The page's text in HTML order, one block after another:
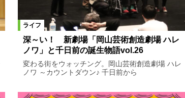
ライフ
深～い！ 新劇場「岡山芸術創造劇場 ハレ
ノワ」と千日前の誕生物語vol.26
変わる街をウォッチング。岡山芸術創造劇場 ハレ
ノワ ～カウントダウン♪ 千日前から